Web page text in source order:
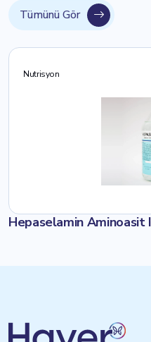
Tümünü Gör
Nutrisyon
Hepaselamin Aminoasit